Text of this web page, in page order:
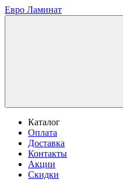
Евро Ламинат
Каталог
Оплата
Доставка
Контакты
Акции
Скидки